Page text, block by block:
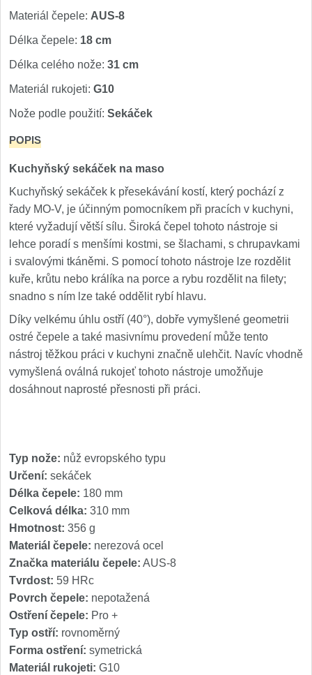
Nože Samura MO-V
Nože Samura Bamboo
Brousky na nože 9
Doplňky a díly
Doprodej
Dárky 4
Značky 4
Materiál čepele: AUS-8
Délka čepele: 18 cm
Délka celého nože: 31 cm
Materiál rukojeti: G10
Nože podle použití: Sekáček
POPIS
Kuchyňský sekáček na maso
Kuchyňský sekáček k přesekávání kostí, který pochází z
řady MO-V, je účinným pomocníkem při pracích v kuchyni,
které vyžadují větší sílu. Široká čepel tohoto nástroje si
lehce poradí s menšími kostmi, se šlachami, s chrupavkami
i svalovými tkáněmi. S pomocí tohoto nástroje lze rozdělit
kuře, krůtu nebo králíka na porce a rybu rozdělit na filety;
snadno s ním lze také oddělit rybí hlavu.
Díky velkému úhlu ostří (40°), dobře vymyšlené geometrii
ostré čepele a také masivnímu provedení může tento
nástroj těžkou práci v kuchyni značně ulehčit. Navíc vhodně
vymyšlená oválná rukojeť tohoto nástroje umožňuje
dosáhnout naprosté přesnosti při práci.
Typ nože: nůž evropského typu
Určení: sekáček
Délka čepele: 180 mm
Celková délka: 310 mm
Hmotnost: 356 g
Materiál čepele: nerezová ocel
Značka materiálu čepele: AUS-8
Tvrdost: 59 HRc
Povrch čepele: nepotažená
Ostření čepele: Pro +
Typ ostří: rovnoměrný
Forma ostření: symetrická
Materiál rukojeti: G10